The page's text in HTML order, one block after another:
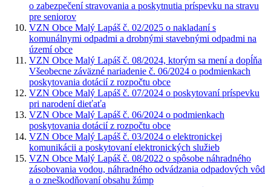
o zabezpečení stravovania a poskytnutia príspevku na stravu
pre seniorov
VZN Obce Malý Lapáš č. 02/2025 o nakladaní s
komunálnymi odpadmi a drobnými stavebnými odpadmi na
území obce
VZN Obce Malý Lapáš č. 08/2024, ktorým sa mení a dopĺňa
Všeobecne záväzné nariadenie č. 06/2024 o podmienkach
poskytovania dotácií z rozpočtu obce
VZN Obce Malý Lapáš č. 07/2024 o poskytovaní príspevku
pri narodení dieťaťa
VZN Obce Malý Lapáš č. 06/2024 o podmienkach
poskytovania dotácií z rozpočtu obce
VZN Obce Malý Lapáš č. 03/2024 o elektronickej
komunikácii a poskytovaní elektronických služieb
VZN Obce Malý Lapáš č. 08/2022 o spôsobe náhradného
zásobovania vodou, náhradného odvádzania odpadových vôd
a o zneškodňovaní obsahu žúmp